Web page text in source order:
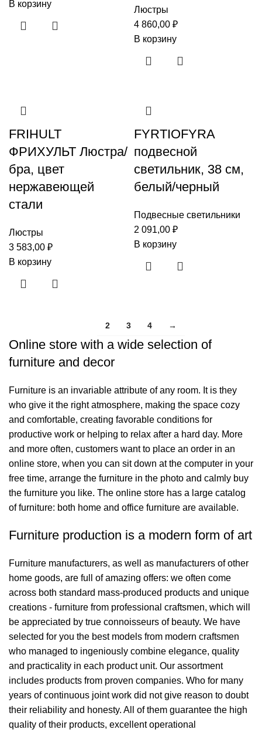
В корзину
Люстры
4 860,00 ₽
В корзину
FRIHULT
ФРИХУЛЬТ Люстра/
бра, цвет
нержавеющей
стали
Люстры
3 583,00 ₽
В корзину
FYRTIOFYRA
подвесной
светильник, 38 см,
белый/черный
Подвесные светильники
2 091,00 ₽
В корзину
2 3 4 →
Online store with a wide selection of
furniture and decor
Furniture is an invariable attribute of any room. It is they
who give it the right atmosphere, making the space cozy
and comfortable, creating favorable conditions for
productive work or helping to relax after a hard day. More
and more often, customers want to place an order in an
online store, when you can sit down at the computer in your
free time, arrange the furniture in the photo and calmly buy
the furniture you like. The online store has a large catalog
of furniture: both home and office furniture are available.
Furniture production is a modern form of art
Furniture manufacturers, as well as manufacturers of other
home goods, are full of amazing offers: we often come
across both standard mass-produced products and unique
creations - furniture from professional craftsmen, which will
be appreciated by true connoisseurs of beauty. We have
selected for you the best models from modern craftsmen
who managed to ingeniously combine elegance, quality
and practicality in each product unit. Our assortment
includes products from proven companies. Who for many
years of continuous joint work did not give reason to doubt
their reliability and honesty. All of them guarantee the high
quality of their products, excellent operational